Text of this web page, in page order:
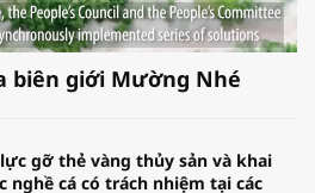
biên giới Mường Nhé
gỡ thẻ vàng thủy sản và khai
nghề cá có trách nhiệm tại các